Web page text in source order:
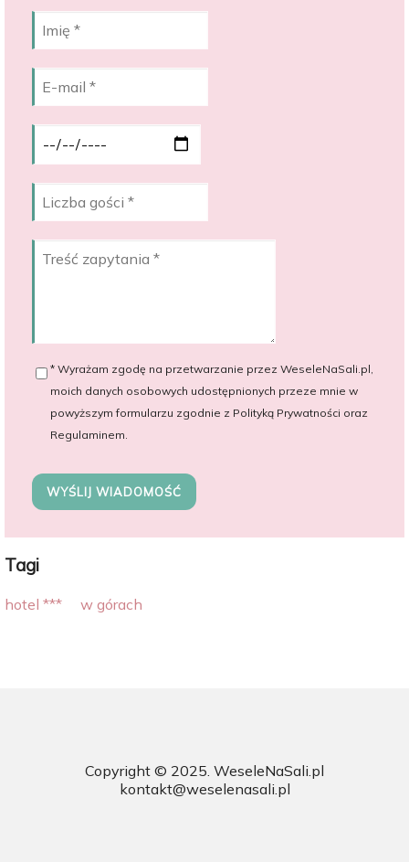
* Wyrażam zgodę na przetwarzanie przez WeseleNaSali.pl,
moich danych osobowych udostępnionych przeze mnie w
powyższym formularzu zgodnie z Polityką Prywatności oraz
Regulaminem.
WYŚLIJ WIADOMOŚĆ
Tagi
hotel *** w górach
Copyright © 2025. WeseleNaSali.pl
kontakt@weselenasali.pl